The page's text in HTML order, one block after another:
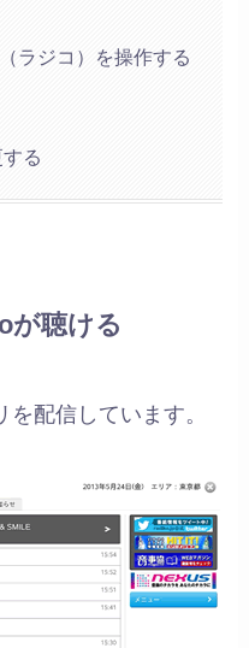
ラジコ）を操作する
る
が聴ける
配信しています。